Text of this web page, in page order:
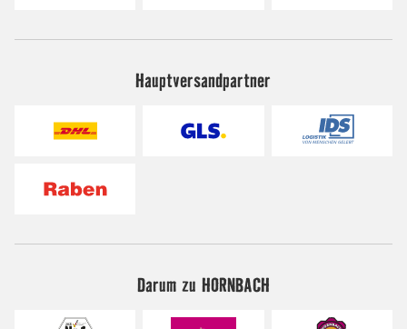
Hauptversandpartner
Darum zu HORNBACH